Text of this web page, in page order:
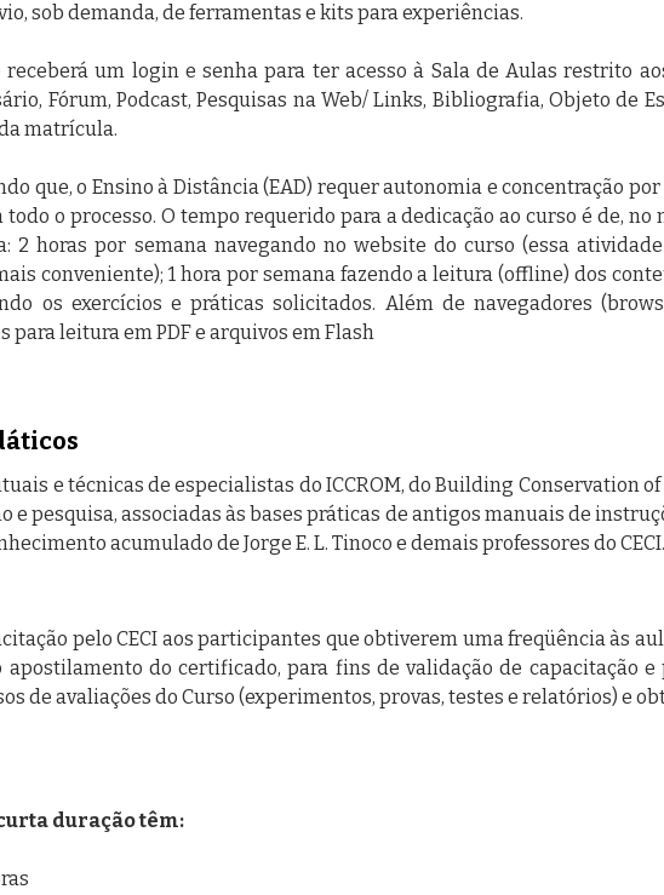
sob demanda, de ferramentas e kits para experiências.
receberá um login e senha para ter acesso à Sala de Aulas restrito
Fórum, Podcast, Pesquisas na Web/ Links, Bibliografia, Objeto de
matrícula.
que, o Ensino à Distância (EAD) requer autonomia e concentração
o processo. O tempo requerido para a dedicação ao curso é de,
2 horas por semana navegando no website do curso (essa
conveniente); 1 hora por semana fazendo a leitura (offline) dos
os exercícios e práticas solicitados. Além de navegadores
leitura em PDF e arquivos em Flash
e técnicas de especialistas do ICCROM, do Building Conservation
e pesquisa, associadas às bases práticas de antigos manuais de
acumulado de Jorge E. L. Tinoco e demais professores do CECI.
pelo CECI aos participantes que obtiverem uma freqüência às
do certificado, para fins de validação de capacitação e
de avaliações do Curso (experimentos, provas, testes e relatórios) e
duração têm: